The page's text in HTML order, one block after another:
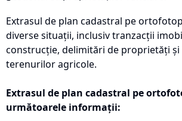
Extrasul de plan cadastral pe
diverse situații, inclusiv tranzacții
construcție, delimitări de proprietăți
terenurilor agricole.
Extrasul de plan cadastral pe
următoarele informații: